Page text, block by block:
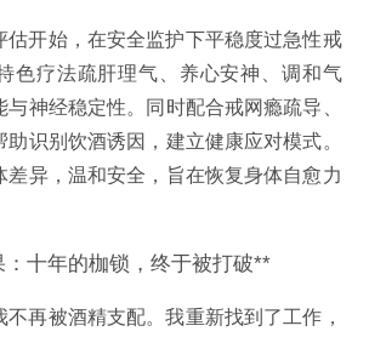
估开始，在安全监护下平稳度过急性戒
色疗法疏肝理气、养心安神、调和气
与神经稳定性。同时配合戒网瘾疏导、
识别饮酒诱因，建立健康应对模式。
差异，温和安全，旨在恢复身体自愈力
：十年的枷锁，终于被打破**
不再被酒精支配。我重新找到了工作，